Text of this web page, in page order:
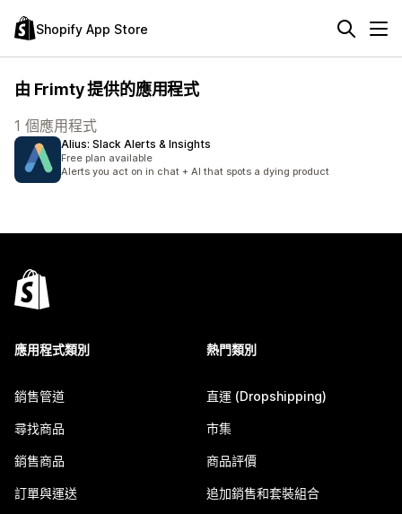
Shopify App Store
由 Frimty 提供的應用程式
1 個應用程式
Alius: Slack Alerts & Insights
Free plan available
Alerts you act on in chat + AI that spots a dying product
應用程式類別
銷售管道
尋找商品
銷售商品
訂單與運送
熱門類別
直運 (Dropshipping)
市集
商品評價
追加銷售和套裝組合